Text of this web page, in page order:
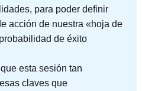
para poder definir
acción de nuestra «hoja de
de éxito
esta sesión tan
claves que